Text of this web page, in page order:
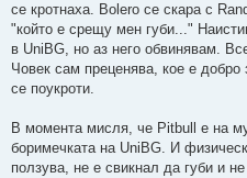
се кротнаха. Bolero се скара с
"който е срещу мен губи..."
в UniBG, но аз него обвинявам.
Човек сам преценява, кое е добро
се поукроти.
В момента мисля, че Pitbull е на
боримечката на UniBG. И
ползува, не е свикнал да губи и